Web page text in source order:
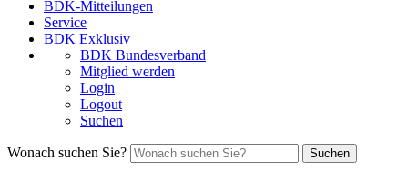
BDK-Mitteilungen
Service
BDK Exklusiv
BDK Bundesverband
Mitglied werden
Login
Logout
Suchen
Wonach suchen Sie? Suchen